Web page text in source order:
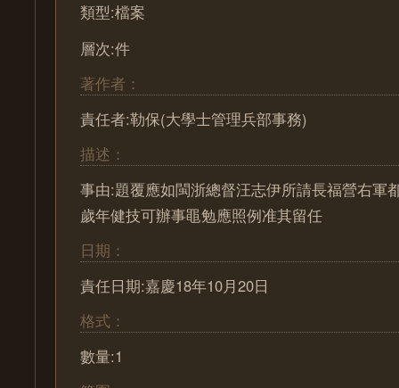
類型:檔案
層次:件
著作者：
責任者:勒保(大學士管理兵部事務)
描述：
事由:題覆應如閩浙總督汪志伊所請長福營右軍
歲年健技可辦事黽勉應照例准其留任
日期：
責任日期:嘉慶18年10月20日
格式：
數量:1